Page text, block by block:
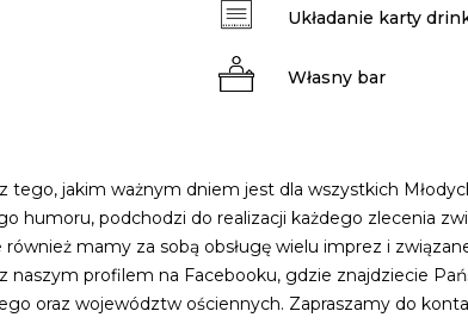
Układanie karty
Własny bar
tego, jakim ważnym dniem jest dla wszystkich
humoru, podchodzi do realizacji każdego zlecenia
mamy za sobą obsługę wielu imprez i
profilem na Facebooku, gdzie znajdziecie
oraz województw ościennych. Zapraszamy do